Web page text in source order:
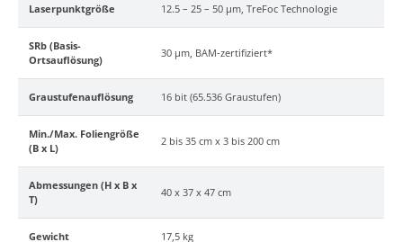
Laserpunktgröße 12.5 – 25 – 50 µm, TreFoc Technologie
SRb (Basis-
Ortsauflösung)
30 µm, BAM-zertifiziert*
Graustufenauflösung 16 bit (65.536 Graustufen)
Min./Max. Foliengröße
(B x L)
2 bis 35 cm x 3 bis 200 cm
Abmessungen (H x B x
T)
40 x 37 x 47 cm
Gewicht 17,5 kg